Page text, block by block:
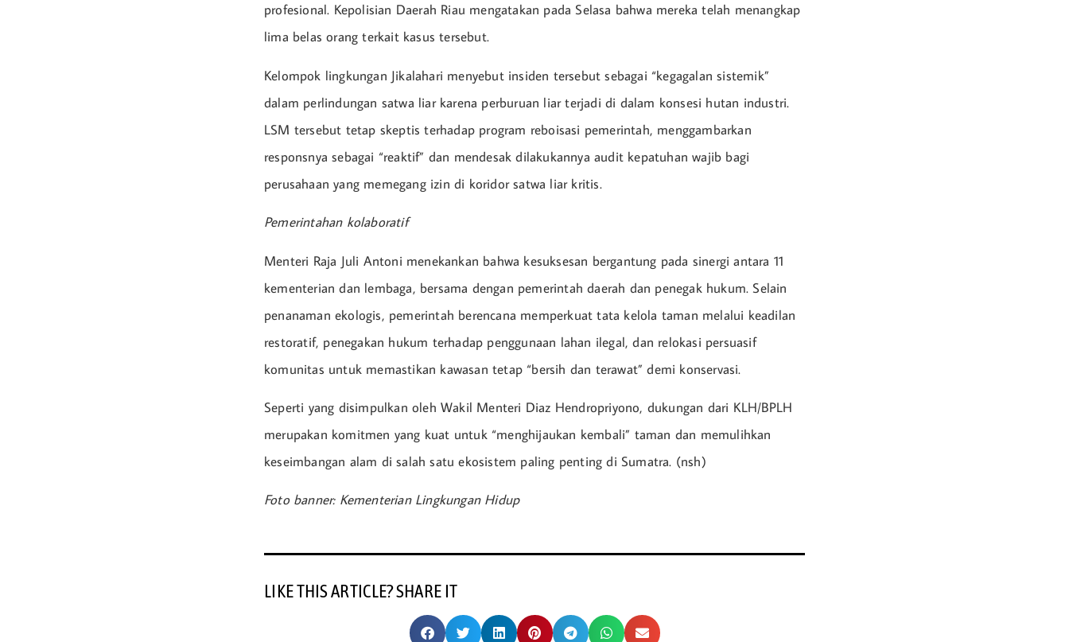
profesional. Kepolisian Daerah Riau mengatakan pada Selasa bahwa mereka telah menangkap
lima belas orang terkait kasus tersebut.
Kelompok lingkungan Jikalahari menyebut insiden tersebut sebagai “kegagalan sistemik”
dalam perlindungan satwa liar karena perburuan liar terjadi di dalam konsesi hutan industri.
LSM tersebut tetap skeptis terhadap program reboisasi pemerintah, menggambarkan
responsnya sebagai “reaktif” dan mendesak dilakukannya audit kepatuhan wajib bagi
perusahaan yang memegang izin di koridor satwa liar kritis.
Pemerintahan kolaboratif
Menteri Raja Juli Antoni menekankan bahwa kesuksesan bergantung pada sinergi antara 11
kementerian dan lembaga, bersama dengan pemerintah daerah dan penegak hukum. Selain
penanaman ekologis, pemerintah berencana memperkuat tata kelola taman melalui keadilan
restoratif, penegakan hukum terhadap penggunaan lahan ilegal, dan relokasi persuasif
komunitas untuk memastikan kawasan tetap “bersih dan terawat” demi konservasi.
Seperti yang disimpulkan oleh Wakil Menteri Diaz Hendropriyono, dukungan dari KLH/BPLH
merupakan komitmen yang kuat untuk “menghijaukan kembali” taman dan memulihkan
keseimbangan alam di salah satu ekosistem paling penting di Sumatra. (nsh)
Foto banner: Kementerian Lingkungan Hidup
LIKE THIS ARTICLE? SHARE IT